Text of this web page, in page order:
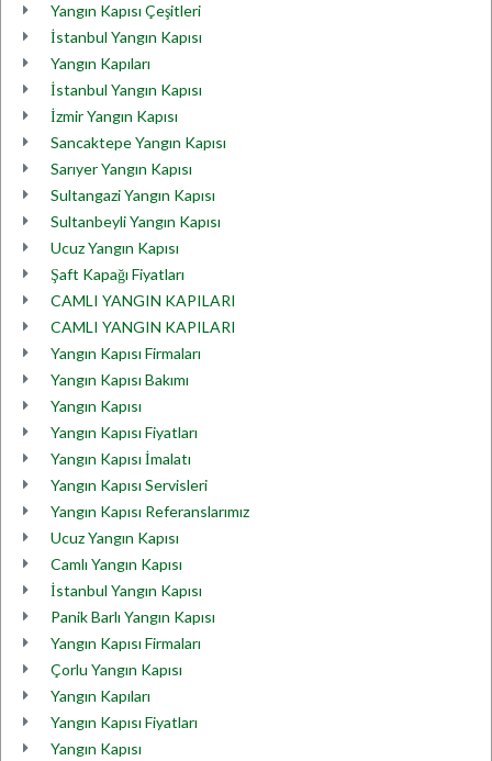
Yangın Kapısı Çeşitleri
İstanbul Yangın Kapısı
Yangın Kapıları
İstanbul Yangın Kapısı
İzmir Yangın Kapısı
Sancaktepe Yangın Kapısı
Sarıyer Yangın Kapısı
Sultangazi Yangın Kapısı
Sultanbeyli Yangın Kapısı
Ucuz Yangın Kapısı
Şaft Kapağı Fiyatları
CAMLI YANGIN KAPILARI
CAMLI YANGIN KAPILARI
Yangın Kapısı Firmaları
Yangın Kapısı Bakımı
Yangın Kapısı
Yangın Kapısı Fiyatları
Yangın Kapısı İmalatı
Yangın Kapısı Servisleri
Yangın Kapısı Referanslarımız
Ucuz Yangın Kapısı
Camlı Yangın Kapısı
İstanbul Yangın Kapısı
Panik Barlı Yangın Kapısı
Yangın Kapısı Firmaları
Çorlu Yangın Kapısı
Yangın Kapıları
Yangın Kapısı Fiyatları
Yangın Kapısı